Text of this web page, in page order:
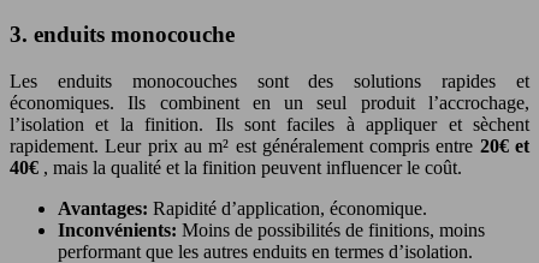
3. enduits monocouche
Les enduits monocouches sont des solutions rapides et
économiques. Ils combinent en un seul produit l’accrochage,
l’isolation et la finition. Ils sont faciles à appliquer et sèchent
rapidement. Leur prix au m² est généralement compris entre 20€ et
40€ , mais la qualité et la finition peuvent influencer le coût.
Avantages: Rapidité d’application, économique.
Inconvénients: Moins de possibilités de finitions, moins
performant que les autres enduits en termes d’isolation.